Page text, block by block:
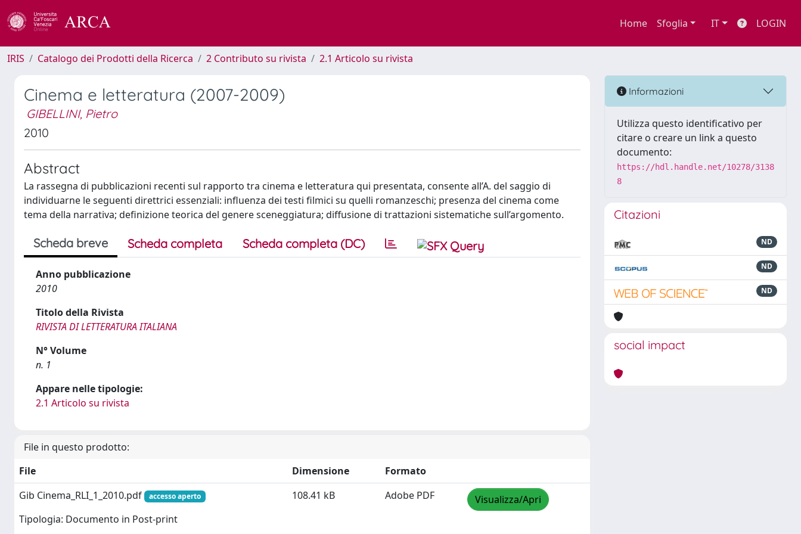
Home Sfoglia IT LOGIN
IRIS Catalogo dei Prodotti della Ricerca 2 Contributo su rivista 2.1 Articolo su rivista
Cinema e letteratura (2007-2009)
GIBELLINI, Pietro
2010
Abstract
La rassegna di pubblicazioni recenti sul rapporto tra cinema e letteratura qui presentata, consente all’A. del saggio di
individuarne le seguenti direttrici essenziali: influenza dei testi filmici su quelli romanzeschi; presenza del cinema come
tema della narrativa; definizione teorica del genere sceneggiatura; diffusione di trattazioni sistematiche sull’argomento.
Scheda breve Scheda completa Scheda completa (DC)
Anno pubblicazione
2010
Titolo della Rivista
RIVISTA DI LETTERATURA ITALIANA
N° Volume
n. 1
Appare nelle tipologie:
2.1 Articolo su rivista
File in questo prodotto:
File
Dimensione
Formato
Gib Cinema_RLI_1_2010.pdf
accesso aperto
Tipologia: Documento in Post-print
108.41 kB Adobe PDF Visualizza/Apri
Informazioni
Utilizza questo identificativo per
citare o creare un link a questo
documento:
https://hdl.handle.net/10278/3138
8
Citazioni
ND
ND
ND
social impact